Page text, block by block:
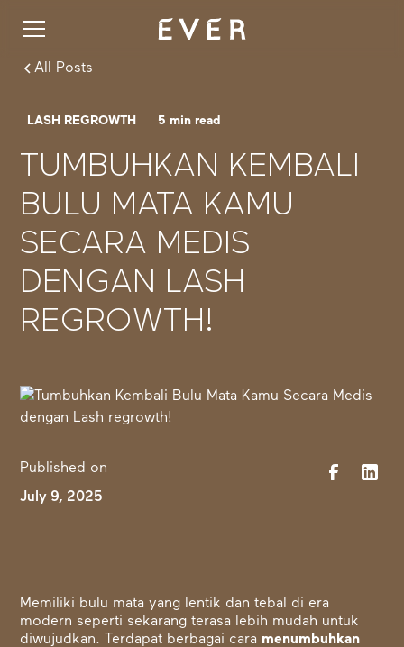
All Posts
LASH REGROWTH 5 min read
TUMBUHKAN KEMBALI
BULU MATA KAMU
SECARA MEDIS
DENGAN LASH
REGROWTH!
Published on
July 9, 2025
Memiliki bulu mata yang lentik dan tebal di era
modern seperti sekarang terasa lebih mudah untuk
diwujudkan. Terdapat berbagai cara menumbuhkan